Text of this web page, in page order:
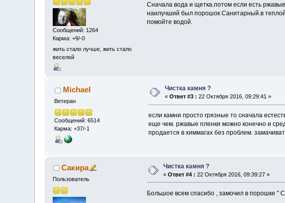
Сообщений: 1264
Карма: +9/-0
жить стало лучше, жить стало
веселей
Сначала вода и щетка.потом если есть
наилучший был порошок Санитарный.в
помойте водой.
Michael
Ветеран
Сообщений: 6514
Карма: +37/-1
Чистка камня ?
«Ответ #3 : 22 Октября 2016, 09:29:41 »
если камни просто грязные то сначала
еще чем. ржавые пленки можно конечно и
продается в химмагах без проблем.
Сакира
Пользователь
Чистка камня ?
«Ответ #4 : 22 Октября 2016, 09:39:27 »
Большое всем спасибо , замочил в порошке "